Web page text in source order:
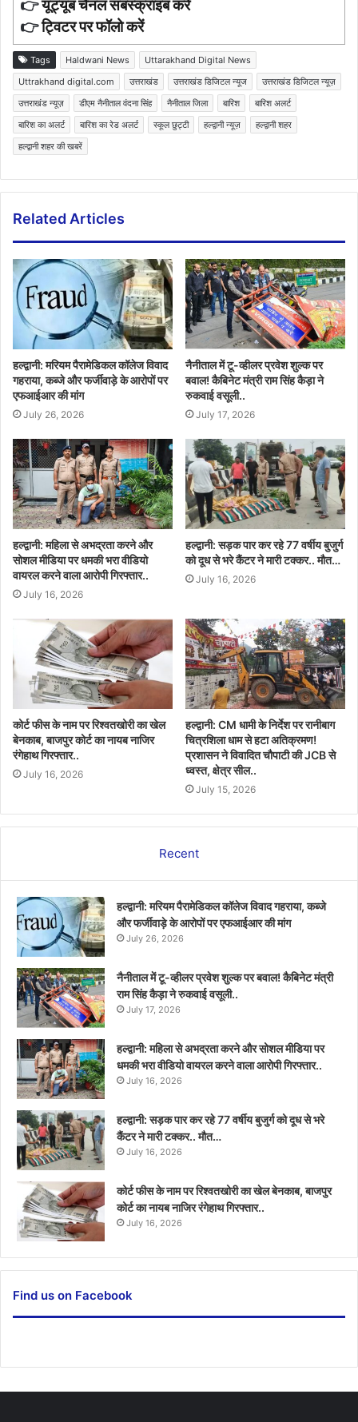
👉यूट्यूब चैनल सबस्क्राइब करें
👉ट्विटर पर फॉलो करें
Tags Haldwani News
Uttarakhand Digital News
Uttrakhand digital.com
उत्तराखंड उत्तराखंड डिजिटल न्यूज
उत्तराखंड डिजिटल न्यूज़
उत्तराखंड न्यूज़
डीएम नैनीताल वंदना सिंह नैनीताल जिला बारिश
बारिश अलर्ट
बारिश का अलर्ट
बारिश का रेड अलर्ट स्कूल छुट्टी हल्द्वानी न्यूज़
हल्द्वानी शहर
हल्द्वानी शहर की खबरें
Related Articles
हल्द्वानी: मरियम पैरामेडिकल कॉलेज विवाद
गहराया, कब्जे और फर्जीवाड़े के आरोपों पर
एफआईआर की मांग
July 26, 2026
नैनीताल में टू-व्हीलर प्रवेश शुल्क पर
बवाल! कैबिनेट मंत्री राम सिंह कैड़ा ने
रुकवाई वसूली..
July 17, 2026
हल्द्वानी: महिला से अभद्रता करने और
सोशल मीडिया पर धमकी भरा वीडियो
वायरल करने वाला आरोपी गिरफ्तार..
July 16, 2026
हल्द्वानी: सड़क पार कर रहे 77 वर्षीय बुजुर्ग
को दूध से भरे कैंटर ने मारी टक्कर.. मौत…
July 16, 2026
कोर्ट फीस के नाम पर रिश्वतखोरी का खेल
बेनकाब, बाजपुर कोर्ट का नायब नाजिर
रंगेहाथ गिरफ्तार..
July 16, 2026
हल्द्वानी: CM धामी के निर्देश पर रानीबाग
चित्रशिला धाम से हटा अतिक्रमण!
प्रशासन ने विवादित चौपाटी की JCB से
ध्वस्त, क्षेत्र सील..
July 15, 2026
Recent
हल्द्वानी: मरियम पैरामेडिकल कॉलेज विवाद गहराया, कब्जे
और फर्जीवाड़े के आरोपों पर एफआईआर की मांग
July 26, 2026
नैनीताल में टू-व्हीलर प्रवेश शुल्क पर बवाल! कैबिनेट मंत्री
राम सिंह कैड़ा ने रुकवाई वसूली..
July 17, 2026
हल्द्वानी: महिला से अभद्रता करने और सोशल मीडिया पर
धमकी भरा वीडियो वायरल करने वाला आरोपी गिरफ्तार..
July 16, 2026
हल्द्वानी: सड़क पार कर रहे 77 वर्षीय बुजुर्ग को दूध से भरे
कैंटर ने मारी टक्कर.. मौत…
July 16, 2026
कोर्ट फीस के नाम पर रिश्वतखोरी का खेल बेनकाब, बाजपुर
कोर्ट का नायब नाजिर रंगेहाथ गिरफ्तार..
July 16, 2026
Find us on Facebook